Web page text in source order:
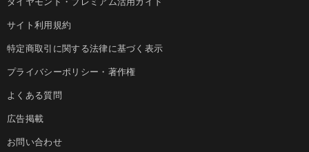
サイト利用規約
特定商取引に関する法律に基づく表示
プライバシーポリシー・著作権
よくある質問
広告掲載
お問い合わせ